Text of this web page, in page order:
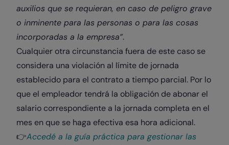
auxilios que se requieran, en caso de peligro grave
o inminente para las personas o para las cosas
incorporadas a la empresa”.
Cualquier otra circunstancia fuera de este caso se
considera una violación al límite de jornada
establecido para el contrato a tiempo parcial. Por lo
que el empleador tendrá la obligación de abonar el
salario correspondiente a la jornada completa en el
mes en que se haga efectiva esa hora adicional.
👉Accedé a la guía práctica para gestionar las